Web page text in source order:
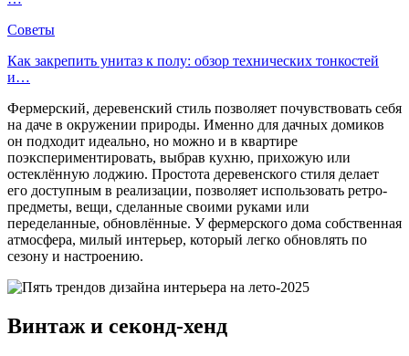
Советы
Как закрепить унитаз к полу: обзор технических тонкостей
и…
Фермерский, деревенский стиль позволяет почувствовать себя
на даче в окружении природы. Именно для дачных домиков
он подходит идеально, но можно и в квартире
поэкспериментировать, выбрав кухню, прихожую или
остеклённую лоджию. Простота деревенского стиля делает
его доступным в реализации, позволяет использовать ретро-
предметы, вещи, сделанные своими руками или
переделанные, обновлённые. У фермерского дома собственная
атмосфера, милый интерьер, который легко обновлять по
сезону и настроению.
Винтаж и секонд-хенд